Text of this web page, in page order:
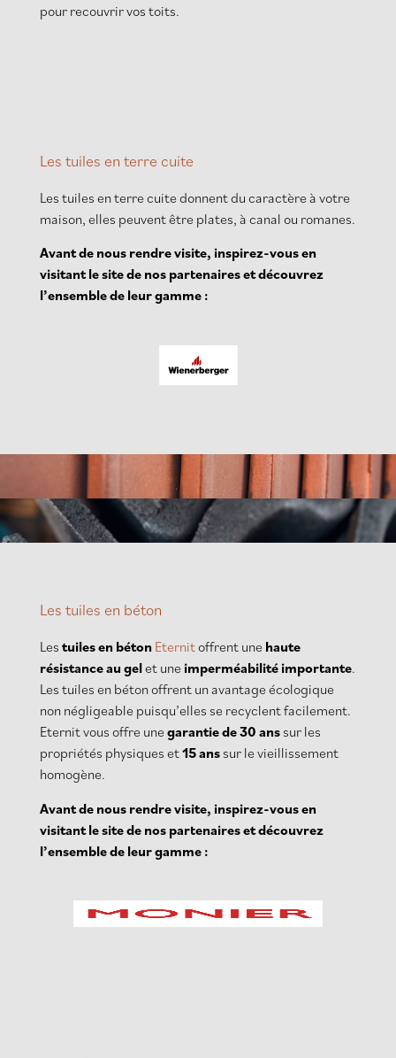
pour recouvrir vos toits.
Les tuiles en terre cuite
Les tuiles en terre cuite donnent du caractère à votre
maison, elles peuvent être plates, à canal ou romanes.
Avant de nous rendre visite, inspirez-vous en
visitant le site de nos partenaires et découvrez
l’ensemble de leur gamme :
Les tuiles en béton
Les tuiles en béton Eternitoffrent une haute
résistance au gelet uneimperméabilité importante.
Les tuiles en béton offrent un avantage écologique
non négligeable puisqu’elles se recyclent facilement.
Eternit vous offre unegarantie de 30 anssur les
propriétés physiques et15 anssur le vieillissement
homogène.
Avant de nous rendre visite, inspirez-vous en
visitant le site de nos partenaires et découvrez
l’ensemble de leur gamme :